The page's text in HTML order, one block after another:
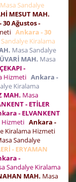
Masa Sandalye
MESUT MAH.
Ağustos -
Ankara - 30
Kiralama
Masa Sandalye
MAH. Masa
-
Hizmeti Ankara -
Kiralama
MAH. Masa
- ETİLER
- ELVANKENT
Hizmeti Ankara -
Kiralama Hizmeti
Sandalye
- ERYAMAN
-
Sandalye Kiralama
MAH. Masa